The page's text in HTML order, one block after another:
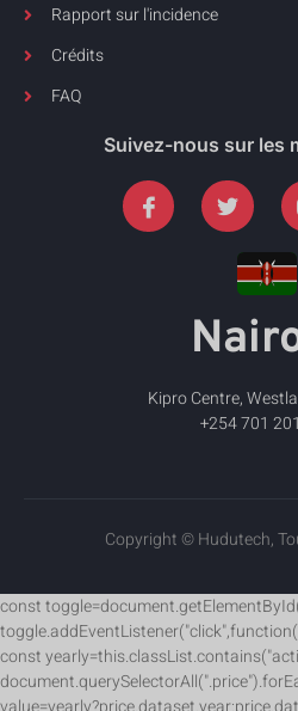
Rapport sur l'incidence
Crédits
FAQ
Suivez-nous sur les
Kipro Centre,
+254 701
Copyright © Hudutech,
const
const